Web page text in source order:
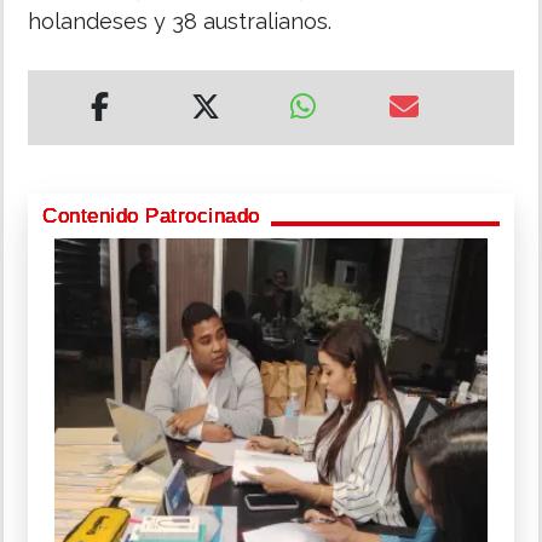
holandeses y 38 australianos.
Contenido Patrocinado